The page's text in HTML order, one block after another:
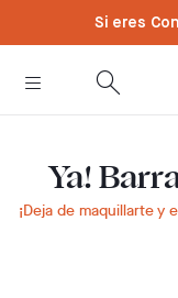
Si eres
Ya!
¡Deja de maquillarte y